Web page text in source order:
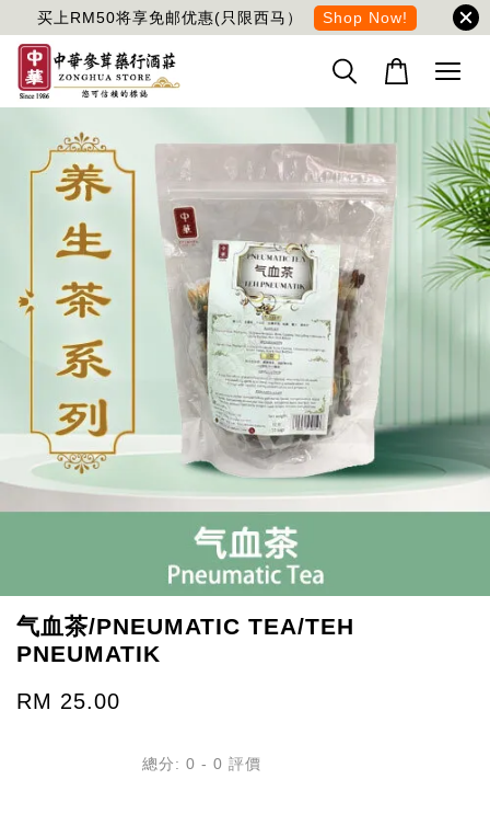
买上RM50将享免邮优惠(只限西马） Shop Now!
气血茶/PNEUMATIC TEA/TEH
PNEUMATIK
RM 25.00
總分: 0 - 0 評價